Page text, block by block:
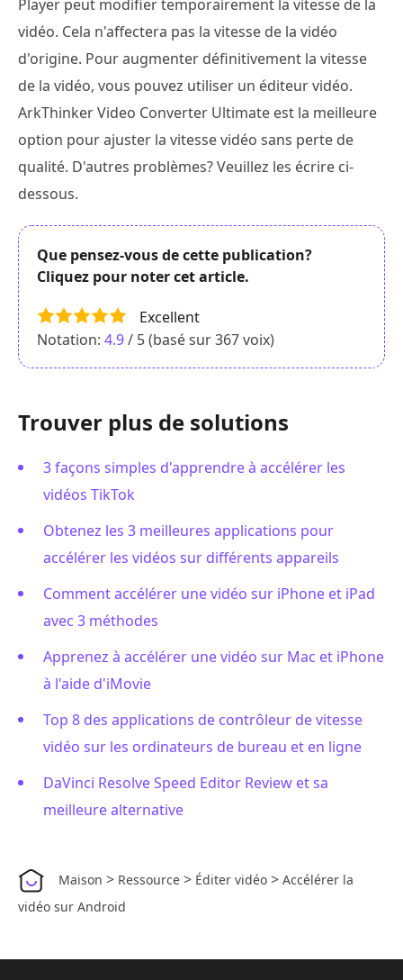
Player peut modifier temporairement la vitesse de la
vidéo. Cela n'affectera pas la vitesse de la vidéo
d'origine. Pour augmenter définitivement la vitesse
de la vidéo, vous pouvez utiliser un éditeur vidéo.
ArkThinker Video Converter Ultimate est la meilleure
option pour ajuster la vitesse vidéo sans perte de
qualité. D'autres problèmes? Veuillez les écrire ci-
dessous.
Que pensez-vous de cette publication?
Cliquez pour noter cet article.
Excellent
Notation: 4.9/ 5 (basé sur367voix)
Trouver plus de solutions
3 façons simples d'apprendre à accélérer les
vidéos TikTok
Obtenez les 3 meilleures applications pour
accélérer les vidéos sur différents appareils
Comment accélérer une vidéo sur iPhone et iPad
avec 3 méthodes
Apprenez à accélérer une vidéo sur Mac et iPhone
à l'aide d'iMovie
Top 8 des applications de contrôleur de vitesse
vidéo sur les ordinateurs de bureau et en ligne
DaVinci Resolve Speed Editor Review et sa
meilleure alternative
Maison > Ressource > Éditer vidéo > Accélérer la
vidéo sur Android